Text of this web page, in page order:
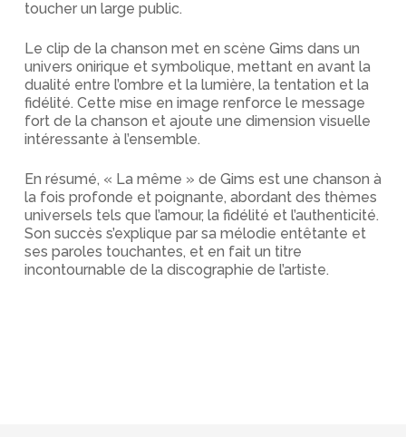
toucher un large public.
Le clip de la chanson met en scène Gims dans un
univers onirique et symbolique, mettant en avant la
dualité entre l’ombre et la lumière, la tentation et la
fidélité. Cette mise en image renforce le message
fort de la chanson et ajoute une dimension visuelle
intéressante à l’ensemble.
En résumé, « La même » de Gims est une chanson à
la fois profonde et poignante, abordant des thèmes
universels tels que l’amour, la fidélité et l’authenticité.
Son succès s’explique par sa mélodie entêtante et
ses paroles touchantes, et en fait un titre
incontournable de la discographie de l’artiste.